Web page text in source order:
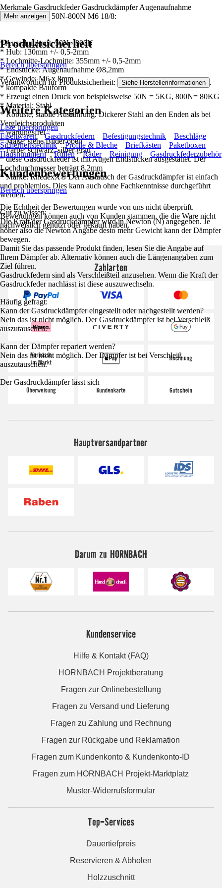
Merkmale Gasdruckfeder Gasdruckdämpfer Augenaufnahme
355mm/130mm 50N-800N M6 18/8:
* Ausschubkraft: 50N - 800N
* Hub: 130mm +/- 0,5-2mm
* Lochmitte-Lochmitte: 355mm +/- 0,5-2mm
* Endstücke: Augenaufnahme Ø8,2mm
* Gewinde: M6 x 8mm
* kompakte Bauform
* Erzeugt einen Druck von beispielsweise 50N = 5KG, 800N= 80KG
* Material: Stahl
* Robuste, stabile Ausführung. Dickerer Stahl an den Enden als bei
Vergleichsprodukten
* wartungsfrei
* Maße: siehe Bilder oben
* Farbe: schwarz, silber-grau
* diese Gasdruckfeder ist mit Augen Endstücken ausgestattet. Der
Lochdurchmesser beträgt 8,2mm
* Marke: RhedexX® Der Austausch der Gasdruckdämpfer ist einfach
und problemlos. Dies kann auch ohne Fachkenntnisse durchgeführt
werden.
Gut zu wissen:
Die Kraft der Gasdruckdämpfer wird in Newton (N) angegeben. Je
höher also die Newton Angabe desto mehr Gewicht kann der Dämpfer
bewegen.
Damit Sie das passende Produkt finden, lesen Sie die Angabe auf
Ihrem Dämpfer ab. Alternativ können auch die Längenangaben zum
Ziel führen.
Gasdruckfedern sind als Verschleißteil anzusehen. Wenn die Kraft der
Gasdruckfeder nachlässt ist diese auszuwechseln.
Häufig gefragt:
Kann der Gasdruckdämpfer eingestellt oder nachgestellt werden?
Nein das ist nicht möglich. Der Gasdruckdämpfer ist bei Verschleiß
auszutauschen.
Kann der Dämpfer repariert werden?
Nein das ist nicht möglich. Der Dämpfer ist bei Verschleiß
auszutauschen.
Der Gasdruckdämpfer lässt sich
Mehr anzeigen
Produktsicherheit
Bereich überspringen
Verantwortlich für Produktsicherheit: Siehe Herstellerinformationen .
Weitere Kategorien
Liste überspringen
Eisenwaren
Gasdruckfedern Befestigungstechnik
Beschläge
Sicherheitstechnik
Profile & Bleche Briefkästen
Paketboxen
Hausnummern
Rollen Räder Reinigung Gasdruckfederzubehör
Kundenbewertungen
Bereich überspringen
Die Echtheit der Bewertungen wurde von uns nicht überprüft.
Bewertungen können auch von Kunden stammen, die die Ware nicht
nachweislich genutzt oder gekauft haben.
Zahlarten
Hauptversandpartner
Darum zu HORNBACH
Kundenservice
Hilfe & Kontakt (FAQ)
HORNBACH Projektberatung
Fragen zur Onlinebestellung
Fragen zu Versand und Lieferung
Fragen zu Zahlung und Rechnung
Fragen zur Rückgabe und Reklamation
Fragen zum Kundenkonto & Kundenkonto-ID
Fragen zum HORNBACH Projekt-Marktplatz
Muster-Widerrufsformular
Top-Services
Dauertiefpreis
Reservieren & Abholen
Holzzuschnitt